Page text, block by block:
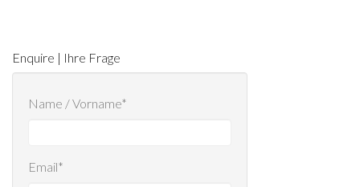
Enquire | Ihre Frage
Name / Vorname*
Email*